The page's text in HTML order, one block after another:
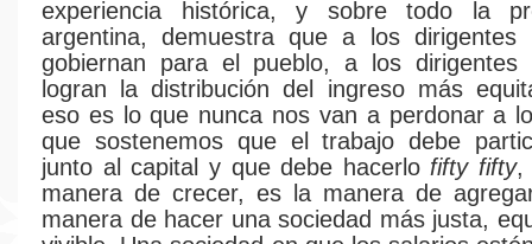
experiencia histórica, y sobre todo la
argentina, demuestra que a los dirigentes
gobiernan para el pueblo, a los dirigentes
logran la distribución del ingreso más
eso es lo que nunca nos van a perdonar a
que sostenemos que el trabajo debe
junto al capital y que debe hacerlo fifty fifty,
manera de crecer, es la manera de
manera de hacer una sociedad más justa,